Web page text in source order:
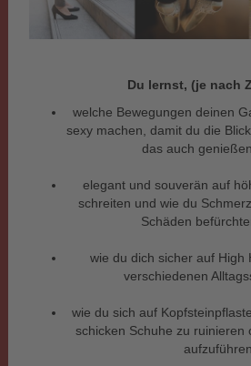
Du lernst, (je nach
welche Bewegungen deinen
sexy machen, damit du die
das auch
elegant und souverän auf
schreiten und wie du
Schäden
wie du dich sicher auf High
verschiedenen
wie du sich auf
schicken Schuhe zu ruinieren
aufzuführen